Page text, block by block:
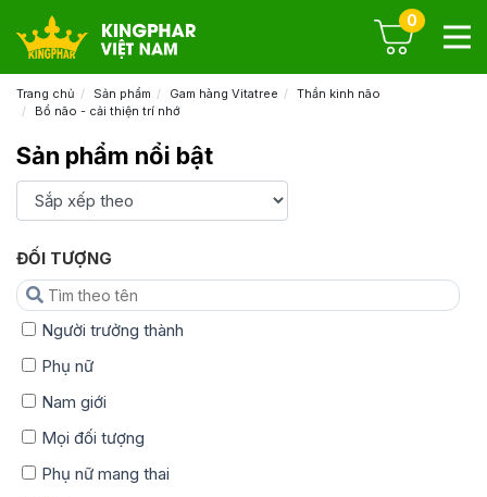
0
Trang chủ Sản phẩm Gam hàng Vitatree
Thần kinh não
Bổ não - cải thiện trí nhớ
ĐỐI TƯỢNG
Người trưởng thành
Phụ nữ
Nam giới
Mọi đối tượng
Phụ nữ mang thai
Sản phẩm nổi bật